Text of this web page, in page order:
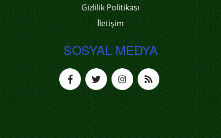
Gizlilik Politikası
İletişim
SOSYAL MEDYA